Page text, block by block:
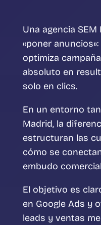
Una agencia
«poner
optimiza
absoluto en
solo en clics.
En un entorno
Madrid, la
estructuran las
cómo se
embudo
El objetivo es
en Google Ads y
leads y ventas